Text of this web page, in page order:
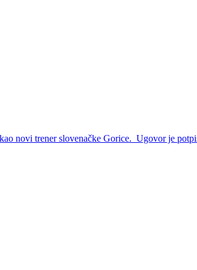
novi trener slovenačke Gorice. Ugovor je